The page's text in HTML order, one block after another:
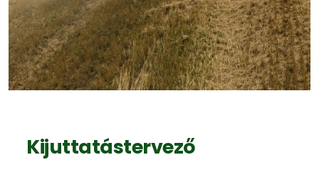
Kijuttatástervező